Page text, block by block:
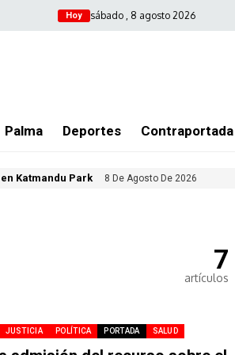
Hoy sábado , 8 agosto 2026
Palma Deportes Contraportada
Katmandu Park 8 De Agosto De 2026
7
artículos
JUSTICIA POLÍTICA PORTADA SALUD